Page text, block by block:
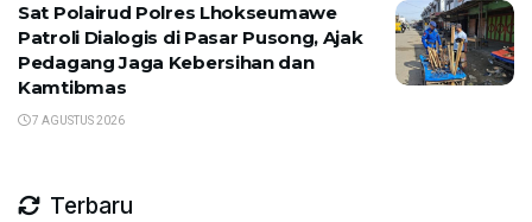
Sat Polairud Polres Lhokseumawe
Patroli Dialogis di Pasar Pusong, Ajak
Pedagang Jaga Kebersihan dan
Kamtibmas
7 AGUSTUS 2026
Terbaru